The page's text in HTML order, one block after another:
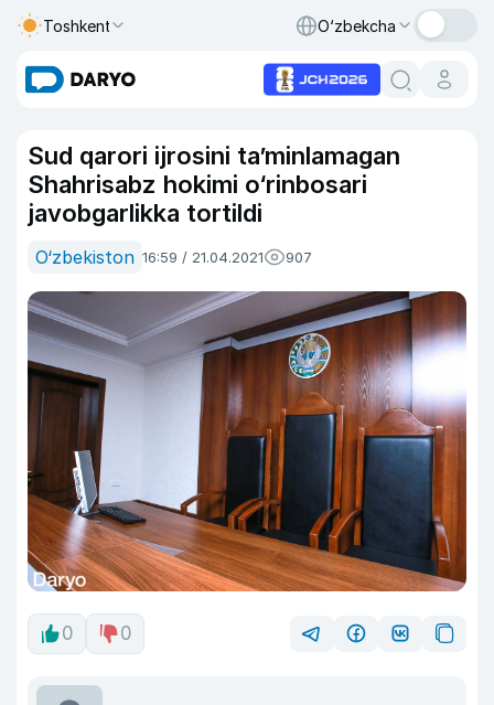
Toshkent O‘zbekcha
Sud qarori ijrosini ta’minlamagan
Shahrisabz hokimi o‘rinbosari
javobgarlikka tortildi
O‘zbekiston 16:59 / 21.04.2021 907
0 0